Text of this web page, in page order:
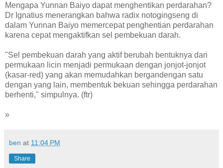
Mengapa Yunnan Baiyo dapat menghentikan perdarahan?
Dr Ignatius menerangkan bahwa radix notogingseng di
dalam Yunnan Baiyo memercepat penghentian perdarahan
karena cepat mengaktifkan sel pembekuan darah.
"Sel pembekuan darah yang aktif berubah bentuknya dari
permukaan licin menjadi permukaan dengan jonjot-jonjot
(kasar-red) yang akan memudahkan bergandengan satu
dengan yang lain, membentuk bekuan sehingga perdarahan
berhenti," simpulnya. (ftr)
»
ben at 11:04 PM
Share